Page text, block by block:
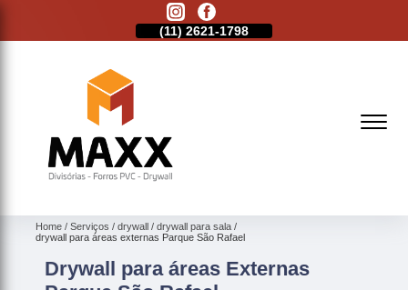
(11) 2621-1798
Home Serviços drywall
drywall para sala
drywall para áreas externas Parque São Rafael
Drywall para áreas Externas